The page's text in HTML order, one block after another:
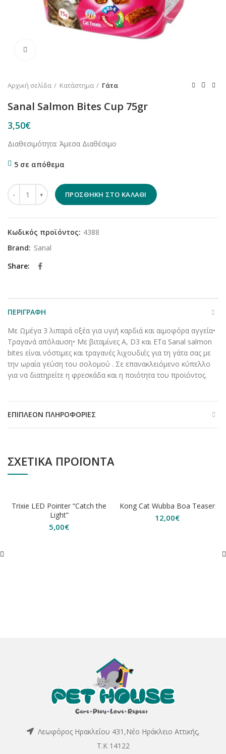
Αρχική σελίδα Κατάστημα Γάτα
Sanal Salmon Bites Cup 75gr
3,50€
Διαθεσιμότητα: Άμεσα Διαθέσιμο
5 σε απόθεμα
Sanal Salmon Bites Cup 75gr ποσότητα
ΠΡΟΣΘΉΚΗ ΣΤΟ ΚΑΛΆΘΙ
Κωδικός προϊόντος: 4388
Brand: Sanal
Share
ΠΕΡΙΓΡΑΦΉ
Με Ωμέγα 3 λιπαρά οξέα για υγιή καρδιά και αιμοφόρα αγγεία•
Τραγανά απόλαυση• Με βιταμίνες A, D3 και ΕΤα Sanal salmon
bites είναι νόστιμες και τραγανές λιχουδιές για τη γάτα σας με
την ωραία γεύση του σολομού . Σε επανακλειόμενο κύπελλο
για να διατηρείτε η φρεσκάδα και η ποιότητα του προϊόντος.
ΕΠΙΠΛΈΟΝ ΠΛΗΡΟΦΟΡΊΕΣ
ΣΧΕΤΙΚΆ ΠΡΟΪΌΝΤΑ
Trixie LED Pointer “Catch the
Light”
5,00€
Kong Cat Wubba Boa Teaser
12,00€
Λεωφόρος Ηρακλείου 431,Νέο Ηράκλειο Αττικής,
Τ.Κ 14122